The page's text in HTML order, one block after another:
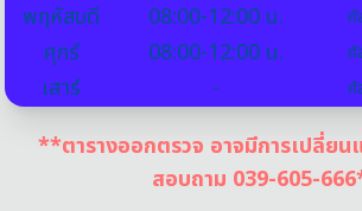
พฤหัสบดี 08:00-12:00 น. ศั
ศุกร์ 08:00-12:00 น. ศั
เสาร์ - ศั
**ตารางออกตรวจ อาจมีการเปลี่ย
สอบถาม 039-605-